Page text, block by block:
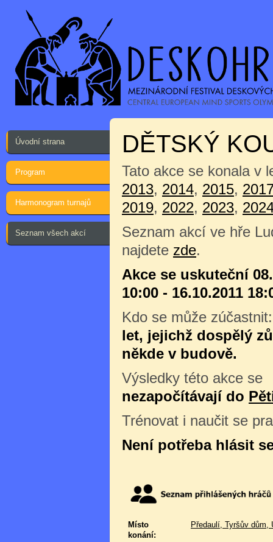
Úvodní strana
Program
Harmonogram turnajů
Seznam všech akcí
DĚTSKÝ
Tato akce se konala v
2013, 2014, 2015,
2019, 2022, 2023,
Seznam akcí ve hře
najdete zde.
Akce se uskuteční
10:00 - 16.10.2011
Kdo se může
let, jejichž dospělý
někde v budově.
Výsledky této akce se
nezapočítávají do
Trénovat i naučit se
Není potřeba hlásit
Místo
konání:
Předaulí, Tyršův dům,